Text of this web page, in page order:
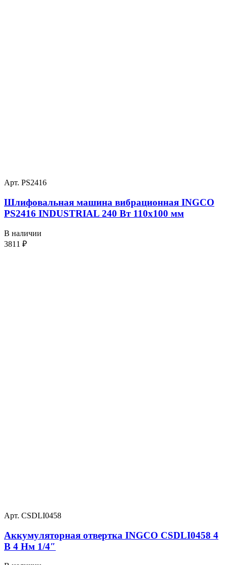
Арт. PS2416
Шлифовальная машина вибрационная INGCO
PS2416 INDUSTRIAL 240 Вт 110х100 мм
В наличии
3811 ₽
Арт. CSDLI0458
Аккумуляторная отвертка INGCO CSDLI0458 4
В 4 Нм 1/4″